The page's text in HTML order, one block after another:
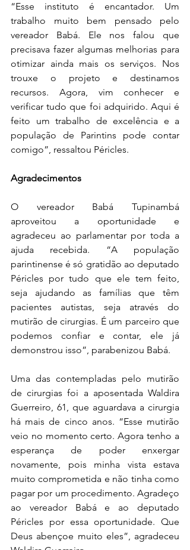
“Esse instituto é encantador. Um
trabalho muito bem pensado pelo
vereador Babá. Ele nos falou que
precisava fazer algumas melhorias para
otimizar ainda mais os serviços. Nos
trouxe o projeto e destinamos
recursos. Agora, vim conhecer e
verificar tudo que foi adquirido. Aqui é
feito um trabalho de excelência e a
população de Parintins pode contar
comigo”, ressaltou Péricles.
Agradecimentos
O vereador Babá Tupinambá
aproveitou a oportunidade e
agradeceu ao parlamentar por toda a
ajuda recebida. “A população
parintinense é só gratidão ao deputado
Péricles por tudo que ele tem feito,
seja ajudando as famílias que têm
pacientes autistas, seja através do
mutirão de cirurgias. É um parceiro que
podemos confiar e contar, ele já
demonstrou isso”, parabenizou Babá.
Uma das contempladas pelo mutirão
de cirurgias foi a aposentada Waldira
Guerreiro, 61, que aguardava a cirurgia
há mais de cinco anos. “Esse mutirão
veio no momento certo. Agora tenho a
esperança de poder enxergar
novamente, pois minha vista estava
muito comprometida e não tinha como
pagar por um procedimento. Agradeço
ao vereador Babá e ao deputado
Péricles por essa oportunidade. Que
Deus abençoe muito eles”, agradeceu